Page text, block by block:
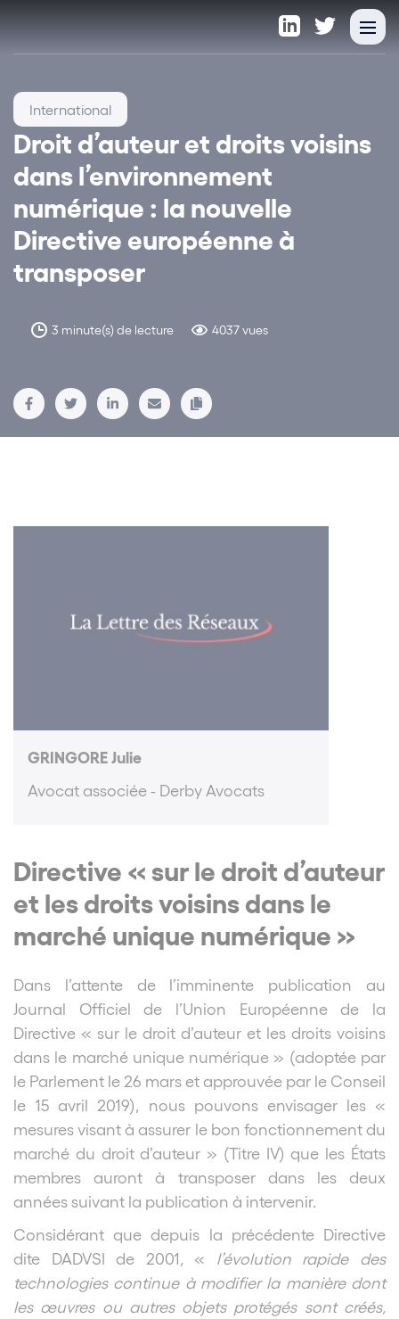
Droit d’auteur et droits voisins
dans l’environnement
numérique : la nouvelle
Directive européenne à
transposer
3 minute(s) de lecture 4037 vues
International
GRINGORE Julie
Avocat associée - Derby Avocats
Directive « sur le droit d’auteur
et les droits voisins dans le
marché unique numérique »
Dans l’attente de l’imminente publication au
Journal Officiel de l’Union Européenne de la
Directive « sur le droit d’auteur et les droits voisins
dans le marché unique numérique » (adoptée par
le Parlement le 26 mars et approuvée par le Conseil
le 15 avril 2019), nous pouvons envisager les «
mesures visant à assurer le bon fonctionnement du
marché du droit d’auteur » (Titre IV) que les États
membres auront à transposer dans les deux
années suivant la publication à intervenir.
Considérant que depuis la précédente Directive
dite DADVSI de 2001, «
l’évolution rapide des
technologies continue à modifier la manière dont
les œuvres ou autres objets protégés sont créés,